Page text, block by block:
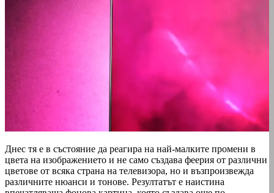
Днес тя е в състояние да реагира на най-малките промени в
цвета на изображението и не само създава феерия от различни
цветове от всяка страна на телевизора, но и възпроизвежда
различните нюанси и тонове. Резултатът е наистина